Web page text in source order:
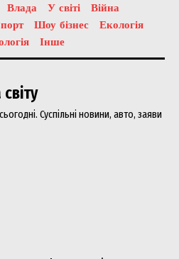
Влада У світі
Війна
Шоу бізнес
Екологія
Інше
Суспільні новини, авто, заяви